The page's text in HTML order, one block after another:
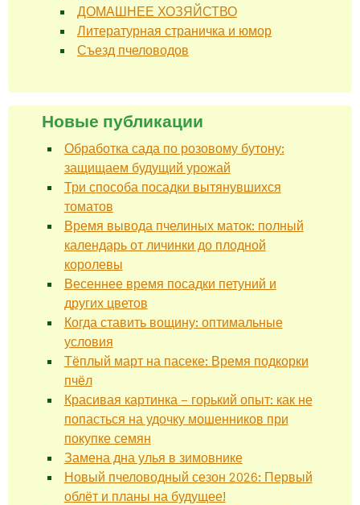
ДОМАШНЕЕ ХОЗЯЙСТВО
Литературная страничка и юмор
Съезд пчеловодов
Новые публикации
Обработка сада по розовому бутону:
защищаем будущий урожай
Три способа посадки вытянувшихся
томатов
Время вывода пчелиных маток: полный
календарь от личинки до плодной
королевы
Весеннее время посадки петуний и
других цветов
Когда ставить вощину: оптимальные
условия
Тёплый март на пасеке: Время подкорки
пчёл
Красивая картинка – горький опыт: как не
попасться на удочку мошенников при
покупке семян
Замена дна улья в зимовнике
Новый пчеловодный сезон 2026: Первый
облёт и планы на будущее!